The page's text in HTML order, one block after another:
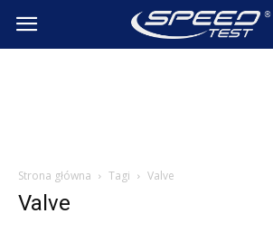
SpeedTest.pl
Strona główna Tagi Valve
Valve